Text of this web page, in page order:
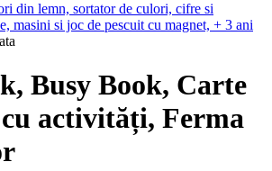
din lemn, sortator de culori, cifre si
masini si joc de pescuit cu magnet, + 3 ani
lei. Busy Book, Carte
activități, Ferma